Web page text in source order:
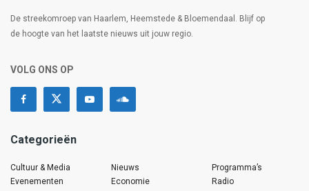
De streekomroep van Haarlem, Heemstede & Bloemendaal. Blijf op
de hoogte van het laatste nieuws uit jouw regio.
VOLG ONS OP
Categorieën
Cultuur & Media
Evenementen
Nieuws
Economie
Programma’s
Radio